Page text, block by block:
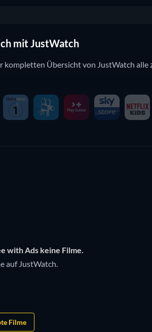
mit JustWatch
Übersicht von JustWatch
with Ads keine Filme.
auf JustWatch.
Filme